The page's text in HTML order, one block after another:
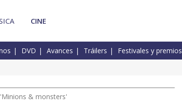
CINE
DVD Avances Tráilers Festivales y premios
& monsters'